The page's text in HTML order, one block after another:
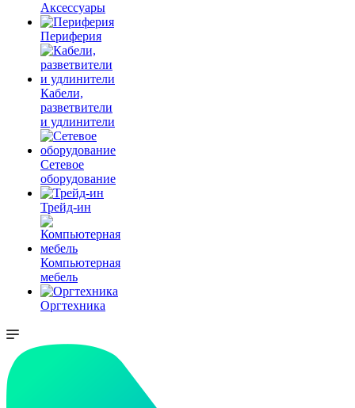
Аксессуары
Периферия
Кабели,
разветвители
и удлинители
Сетевое
оборудование
Трейд-ин
Компьютерная
мебель
Оргтехника